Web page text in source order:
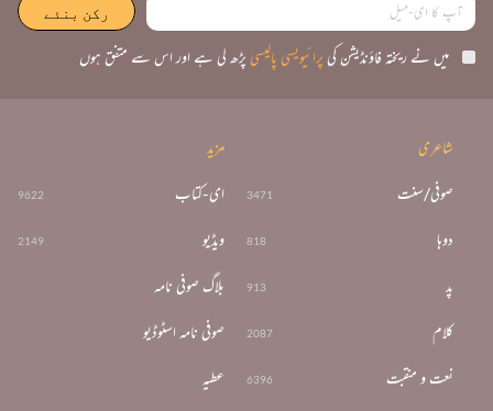
میں نے ریختہ فاؤنڈیشن کی پرائیویسی پالیسی پڑھ لی ہے اور اس سے متفق ہوں
شاعری
صوفی/سنت 3471
دوہا 818
پد 913
کلام 2087
نعت و منقبت 6396
مزید
ای-کتاب 9622
ویڈیو 2149
بلاگ صوفی نامہ
صوفی نامہ اسٹوڈیو
عطیہ